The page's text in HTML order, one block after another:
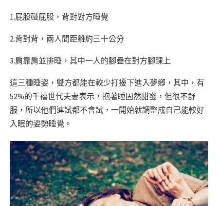
1.屁股碰屁股，背對對方睡覺
2.背對背，兩人間距離約三十公分
3.肩靠肩並排睡，其中一人的腳疊在對方腳踝上
這三種睡姿，雙方都能在較少打擾下進入夢鄉，其中，有
52%的千禧世代夫妻表示，抱著睡固然甜蜜，但很不舒
服，所以他們連試都不會試，一開始就調整成自己能較好
入眠的姿勢睡覺。